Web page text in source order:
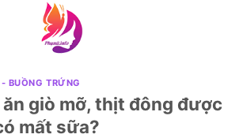
BUỒNG TRỨNG
giò mỡ, thịt đông được
mất sữa?